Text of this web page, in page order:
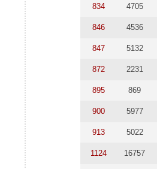
834 4705
846 4536
847 5132
872 2231
895 869
900 5977
913 5022
1124 16757